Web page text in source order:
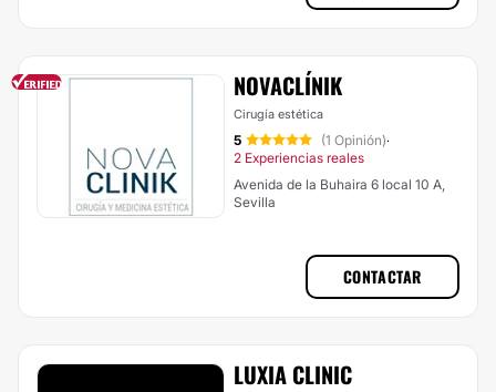
NOVACLÍNIK
Cirugía estética
5 (1 Opinión)·
2 Experiencias reales
Avenida de la Buhaira 6 local 10 A,
Sevilla
CONTACTAR
LUXIA CLINIC